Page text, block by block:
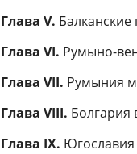
Глава V.
Глава VI. Румыно-
Глава VII. Румыния
Глава VIII. Болгария
Глава IX. Югославия